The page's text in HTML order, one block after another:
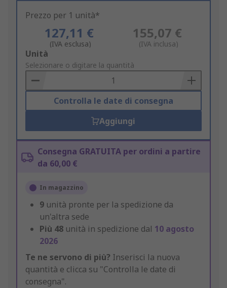
Prezzo per 1 unità*
127,11 €
(IVA esclusa)
155,07 €
(IVA inclusa)
Add
to
Basket
Unità
Selezionare o digitare la quantità
Controlla le date di consegna
Aggiungi
Consegna GRATUITA per ordini a partire
da 60,00 €
In magazzino
9 unità pronte per la spedizione da
un'altra sede
Più 48 unità in spedizione dal 10 agosto
2026
Te ne servono di più? Inserisci la nuova
quantità e clicca su "Controlla le date di
consegna".